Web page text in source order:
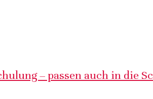
– passen auch in die